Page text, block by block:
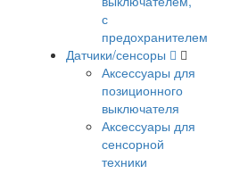
с
предохранителем
Датчики/сенсоры
Аксессуары для
позиционного
выключателя
Аксессуары для
сенсорной
техники